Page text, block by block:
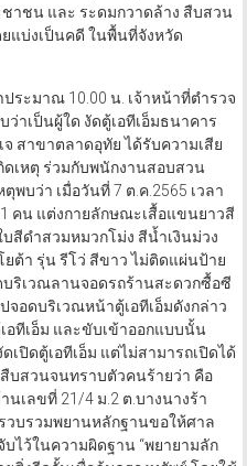
าชน และ ระดมกวาดล้าง สืบสวน
แบ่งเป็นคดี ในพื้นที่จังหวัด
ระมาณ 10.00 น. เจ้าหน้าที่ตำรวจ
าเป็นผู้ใด งัดตู้เอทีเอ็มธนาคาร
สาขาตลาดอุทัย ได้รับความเสีย
เหตุ ร่วมกับพนักงานสอบสวน
พบว่า เมื่อวันที่ 7 ต.ค.2565 เวลา
คน แต่งกายลักษณะเสื้อแขนยาวสี
บสีดำสวมหมวกโม่ง สีน้ำเงินม่วง
ต้า รุ่น รีโว่ สีขาว ไม่ติดแผ่นป้าย
ริเวณลานจอดรถร้านสะดวกซื้อซี
จอดบริเวณหน้าตู้เอทีเอ็มดังกล่าว
อทีเอ็ม และขับเข้าออกแบบนั้น
ปิดตู้เอทีเอ็ม แต่ไม่สามารถเปิดได้
บสวนจนทราบตัวคนร้ายว่า คือ
นเลขที่ 21/4 ม.2 ต.บางนางร้า
วบรวมพยานหลักฐานขอให้ศาล
ไว้ในความผิดฐาน “พยายามลัก